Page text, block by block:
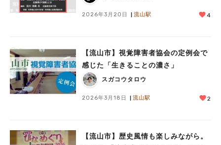
2026年3月20日 流山駅 4
【流山市】視覚障害者協会の定例会で
感じた「生きることの濃さ」
スガコウタロウ
2026年3月18日 流山駅 2
【流山市】歴史風情も楽しみながら。